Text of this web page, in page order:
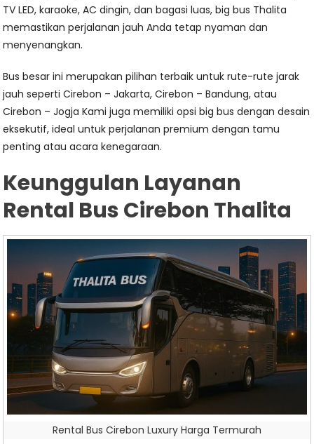
TV LED, karaoke, AC dingin, dan bagasi luas, big bus Thalita
memastikan perjalanan jauh Anda tetap nyaman dan
menyenangkan.
Bus besar ini merupakan pilihan terbaik untuk rute-rute jarak
jauh seperti Cirebon – Jakarta, Cirebon – Bandung, atau
Cirebon – Jogja Kami juga memiliki opsi big bus dengan desain
eksekutif, ideal untuk perjalanan premium dengan tamu
penting atau acara kenegaraan.
Keunggulan Layanan
Rental Bus Cirebon Thalita
Rental Bus Cirebon Luxury Harga Termurah